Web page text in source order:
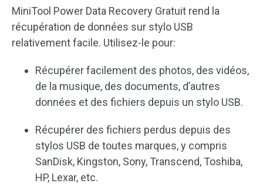
MiniTool Power Data Recovery Gratuit rend la
récupération de données sur stylo USB
relativement facile. Utilisez-le pour:
Récupérer facilement des photos, des vidéos,
de la musique, des documents, d’autres
données et des fichiers depuis un stylo USB.
Récupérer des fichiers perdus depuis des
stylos USB de toutes marques, y compris
SanDisk, Kingston, Sony, Transcend, Toshiba,
HP, Lexar, etc.